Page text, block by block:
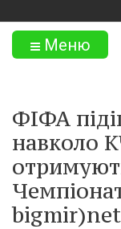
Меню
ФІФА
навколо
bigmir)net